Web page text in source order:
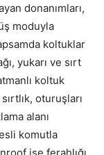
donanımları,
moduyla
koltuklar
yukarı ve sırt
koltuk
oturuşları
alanı
komutla